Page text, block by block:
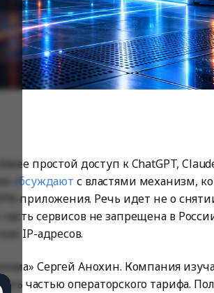
простой доступ к ChatGPT,
обсуждают с властями механизм,
приложения. Речь идет не о
часть сервисов не запрещена в
IP-адресов.
Сергей Анохин. Компания
частью операторского тарифа.